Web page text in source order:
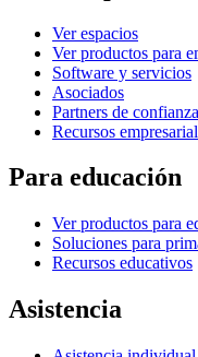
Ver espacios
Ver productos para
Software y servicios
Asociados
Partners de confianza
Recursos
Para educación
Ver productos para
Soluciones para
Recursos educativos
Asistencia